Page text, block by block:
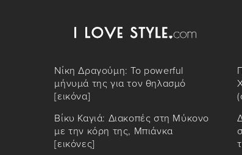
Νίκη Δραγούμη: Το powerful
μήνυμά της για τον θηλασμό
[εικόνα]
Βίκυ Καγιά: Διακοπές στη Μύκονο
με την κόρη της, Μπιάνκα
[εικόνες]